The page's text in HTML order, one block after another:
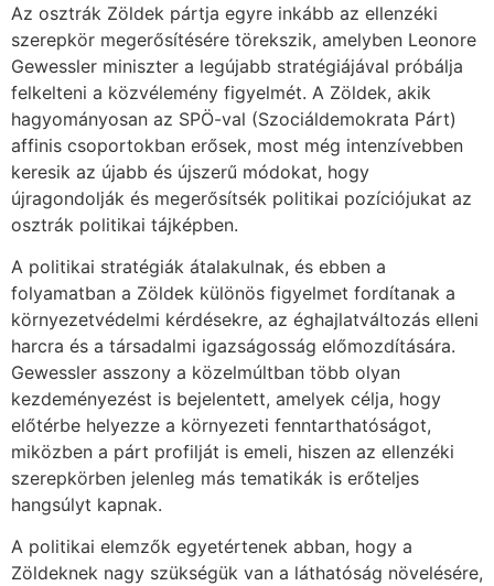
Az osztrák Zöldek pártja egyre inkább az ellenzéki
szerepkör megerősítésére törekszik, amelyben Leonore
Gewessler miniszter a legújabb stratégiájával próbálja
felkelteni a közvélemény figyelmét. A Zöldek, akik
hagyományosan az SPÖ-val (Szociáldemokrata Párt)
affinis csoportokban erősek, most még intenzívebben
keresik az újabb és újszerű módokat, hogy
újragondolják és megerősítsék politikai pozíciójukat az
osztrák politikai tájképben.
A politikai stratégiák átalakulnak, és ebben a
folyamatban a Zöldek különös figyelmet fordítanak a
környezetvédelmi kérdésekre, az éghajlatváltozás elleni
harcra és a társadalmi igazságosság előmozdítására.
Gewessler asszony a közelmúltban több olyan
kezdeményezést is bejelentett, amelyek célja, hogy
előtérbe helyezze a környezeti fenntarthatóságot,
miközben a párt profilját is emeli, hiszen az ellenzéki
szerepkörben jelenleg más tematikák is erőteljes
hangsúlyt kapnak.
A politikai elemzők egyetértenek abban, hogy a
Zöldeknek nagy szükségük van a láthatóság növelésére,